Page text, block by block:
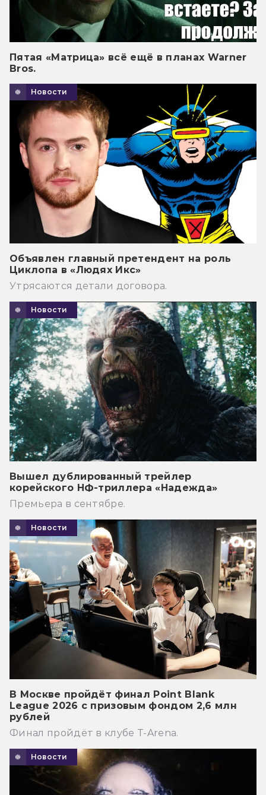
Пятая «Матрица» всё ещё в планах Warner
Bros.
Новости
Объявлен главный претендент на роль
Циклопа в «Людях Икс»
Утрясаются детали договора.
Новости
Вышел дублированный трейлер
корейского НФ-триллера «Надежда»
Премьера в сентябре.
Новости
В Москве пройдёт финал Point Blank
League 2026 с призовым фондом 2,6 млн
рублей
Финал пройдёт в клубе T-Arena.
Новости